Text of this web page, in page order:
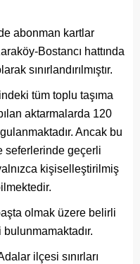
abonman kartlar
Bostancı hattında
sınırlandırılmıştır.
tüm toplu taşıma
aktarmalarda 120
Ancak bu
seferlerinde geçerli
kişiselleştirilmiş
olmak üzere belirli
ilçesi sınırları